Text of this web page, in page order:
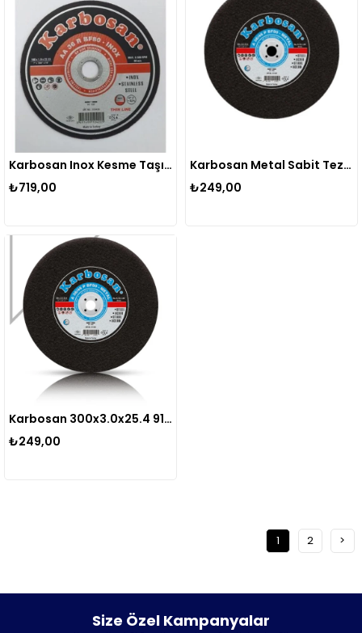
Karbosan Inox Kesme Taşı 180x1,9x22,23 Mm (10 Adet)
₺719,00
Karbosan Metal Sabit Tezgah Kesme Diski Tip:t41 Düz Ebat (mm):300 X 3.0 X 30 Artikel:910850 Evs
₺249,00
Karbosan 300x3.0x25.4 910840 A 30/36 P Bf80 Düz Metal Sabit Tezgah Kesme Taşı
₺249,00
1 2 >
Size Özel Kampanyalar